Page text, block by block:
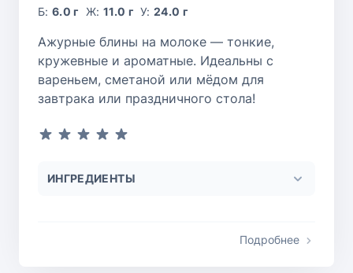
Б:6.0 г Ж: 11.0 г У:24.0 г
Ажурные блины на молоке — тонкие,
кружевные и ароматные. Идеальны с
вареньем, сметаной или мёдом для
завтрака или праздничного стола!
ИНГРЕДИЕНТЫ
Подробнее